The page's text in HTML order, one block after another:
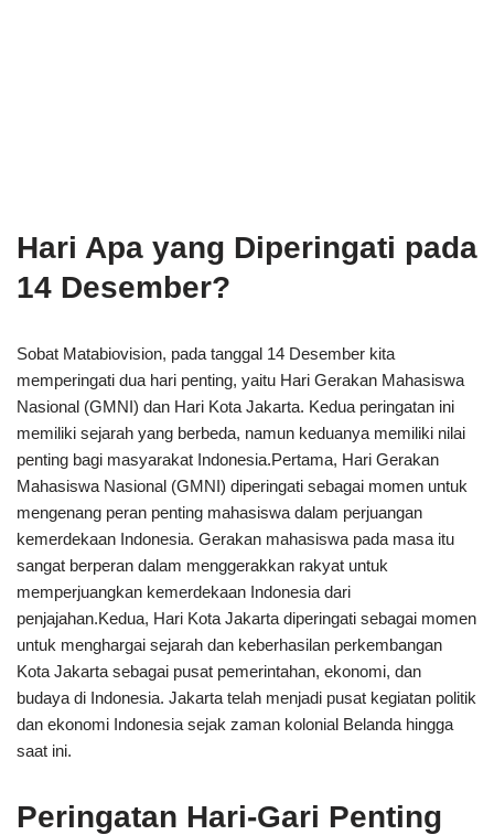
Hari Apa yang Diperingati pada
14 Desember?
Sobat Matabiovision, pada tanggal 14 Desember kita
memperingati dua hari penting, yaitu Hari Gerakan Mahasiswa
Nasional (GMNI) dan Hari Kota Jakarta. Kedua peringatan ini
memiliki sejarah yang berbeda, namun keduanya memiliki nilai
penting bagi masyarakat Indonesia.Pertama, Hari Gerakan
Mahasiswa Nasional (GMNI) diperingati sebagai momen untuk
mengenang peran penting mahasiswa dalam perjuangan
kemerdekaan Indonesia. Gerakan mahasiswa pada masa itu
sangat berperan dalam menggerakkan rakyat untuk
memperjuangkan kemerdekaan Indonesia dari
penjajahan.Kedua, Hari Kota Jakarta diperingati sebagai momen
untuk menghargai sejarah dan keberhasilan perkembangan
Kota Jakarta sebagai pusat pemerintahan, ekonomi, dan
budaya di Indonesia. Jakarta telah menjadi pusat kegiatan politik
dan ekonomi Indonesia sejak zaman kolonial Belanda hingga
saat ini.
Peringatan Hari-Gari Penting